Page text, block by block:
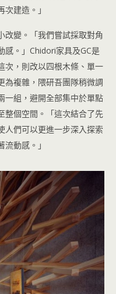
建造。」
改變。「我們嘗試採取對角
感。」Chidori家具及GC是
次，則改以四根木條、單一
為複雜，隈研吾團隊稍微調
一組，避開全部集中於單點
整個空間。「這次結合了先
人們可以更進一步深入探索
動感。」